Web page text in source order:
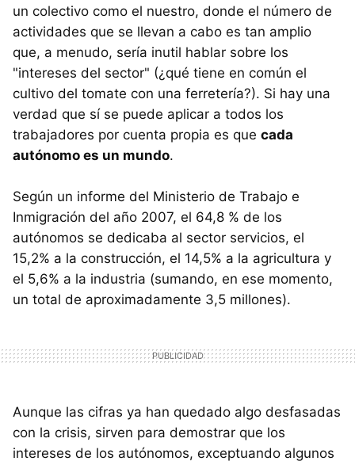
un colectivo como el nuestro, donde el número de
actividades que se llevan a cabo es tan amplio
que, a menudo, sería inutil hablar sobre los
"intereses del sector" (¿qué tiene en común el
cultivo del tomate con una ferretería?). Si hay una
verdad que sí se puede aplicar a todos los
trabajadores por cuenta propia es que cada
autónomo es un mundo.
Según un informe del Ministerio de Trabajo e
Inmigración del año 2007, el 64,8 % de los
autónomos se dedicaba al sector servicios, el
15,2% a la construcción, el 14,5% a la agricultura y
el 5,6% a la industria (sumando, en ese momento,
un total de aproximadamente 3,5 millones).
Aunque las cifras ya han quedado algo desfasadas
con la crisis, sirven para demostrar que los
intereses de los autónomos, exceptuando algunos